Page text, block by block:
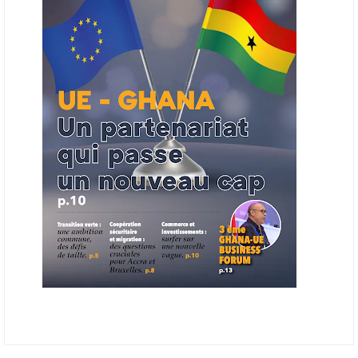
finale de développement et devrait aboutir, d’ici fin 2026 ou début
2027, à un bulletin africain des appels d’offres dans le secteur de
l’énergie.
06/06/26 AFRICA FINANCE CORPORATION
Cette semaine, Africa Finance Corporation (AFC) a annoncé avoir
bouclé un prêt syndiqué de 2 milliards de dollars, la plus importante
levée de son histoire. Initialement calibrée à 1,6 milliard, l'opération a
été relevée de 400 millions face à l'afflux des souscriptions de
banques internationales. Plus du tiers des fonds proviennent
d'institutions financières asiatiques, à parts égales avec l'Europe.
L'Asie-Pacifique et l'Europe pèsent chacune 35 % du tour de table,
devant le Moyen-Orient (25 %) et l'Afrique (5 %), selon le communiqué
de l'institution panafricaine, qui compte 48 pays membres.
ECHANGES AFRIQUE - UE